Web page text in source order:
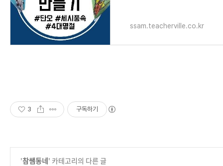
ssam.teacherville.co.kr
3 구독하기
'참쌤동네' 카테고리의 다른 글